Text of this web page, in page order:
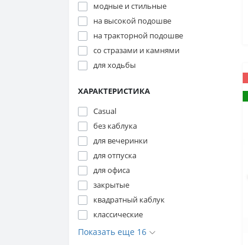
модные и стильные
на высокой подошве
на тракторной подошве
со стразами и камнями
для ходьбы
ХАРАКТЕРИСТИКА
Casual
без каблука
для вечеринки
для отпуска
для офиса
закрытые
квадратный каблук
классические
Показать еще 16